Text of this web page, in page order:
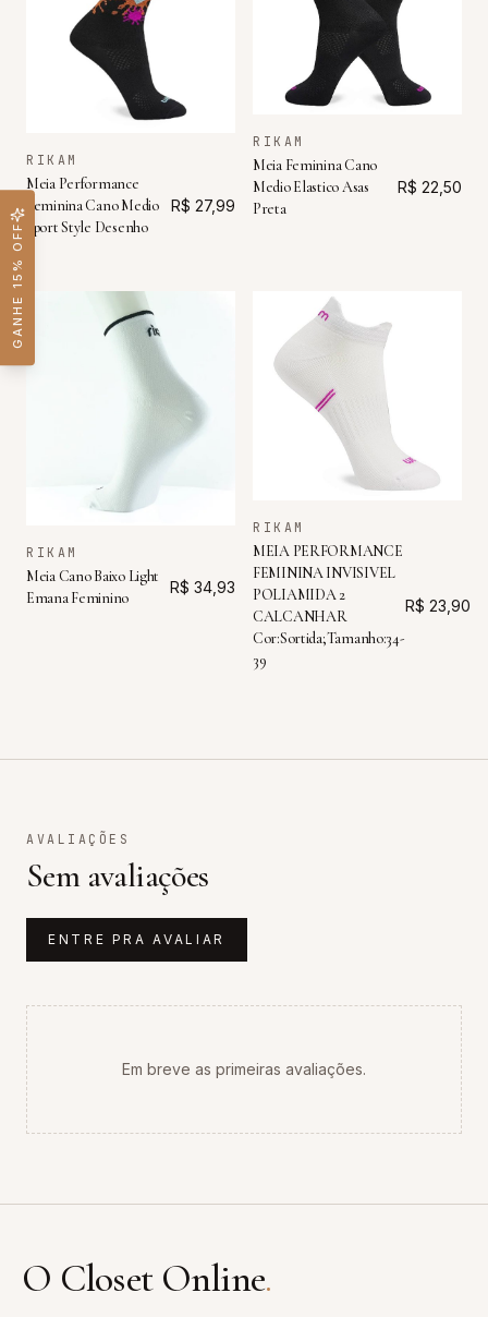
RIKAM
Meia Performance
Feminina Cano Medio
Sport Style Desenho
R$ 27,99
RIKAM
Meia Feminina Cano
Medio Elastico Asas
Preta
R$ 22,50
RIKAM
Meia Cano Baixo Light
Emana Feminino
R$ 34,93
RIKAM
MEIA PERFORMANCE
FEMININA INVISIVEL
POLIAMIDA 2
CALCANHAR
Cor:Sortida;Tamanho:34-
39
R$ 23,90
AVALIAÇÕES
Sem avaliações
ENTRE PRA AVALIAR
Em breve as primeiras avaliações.
O Closet Online.
GANHE 15% OFF